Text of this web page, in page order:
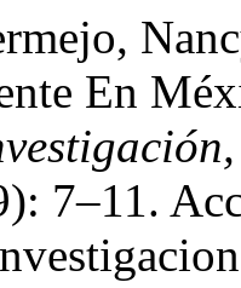
En
7–11.